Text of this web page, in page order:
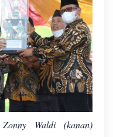
Waldi (kanan)